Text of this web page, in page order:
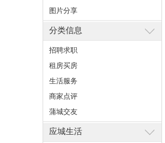
图片分享
分类信息
招聘求职
租房买房
生活服务
商家点评
蒲城交友
应城生活